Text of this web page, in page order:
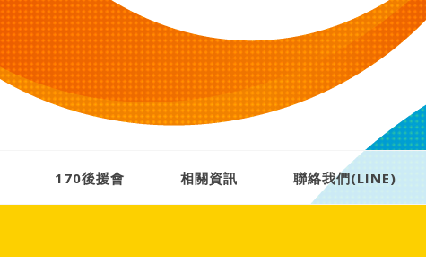
170後援會 相關資訊 聯絡我們(LINE)